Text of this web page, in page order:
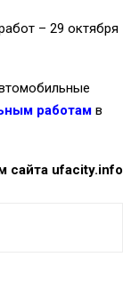
– 29 октября
работам в
сайта ufacity.info